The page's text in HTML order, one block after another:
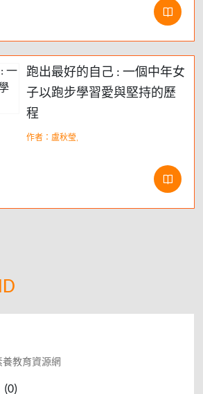
跑出最好的自己 : 一個中年女
子以跑步學習愛與堅持的歷
程
作者：盧秋瑩,
教育資源網
(0)